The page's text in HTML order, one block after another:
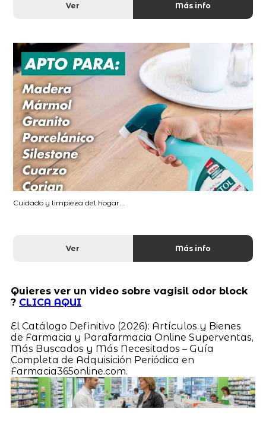
Ver Más info
Cuidado y limpieza del hogar...
Ver Más info
Quieres ver un video sobre vagisil odor block
? CLICA AQUI
El Catálogo Definitivo (2026): Artículos y Bienes
de Farmacia y Parafarmacia Online Superventas,
Más Buscados y Más Necesitados – Guía
Completa de Adquisición Periódica en
Farmacia365online.com.